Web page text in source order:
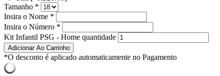
Tamanho *
Insira o Nome *
Insira o Número *
Kit Infantil PSG - Home quantidade
Adicionar Ao Carrinho
*O desconto é aplicado automaticamente no Pagamento